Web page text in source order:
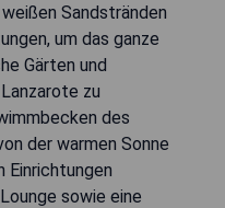
Sandstränden
um das ganze
Gärten und
zu
des
der warmen Sonne
Einrichtungen
sowie eine